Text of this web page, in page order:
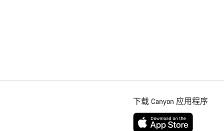
下载 Canyon 应用程序